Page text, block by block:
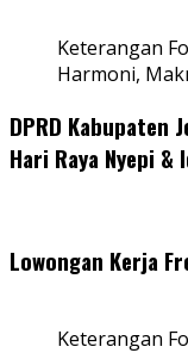
Keterangan
Harmoni,
DPRD Kabupaten
Hari Raya Nyepi
Lowongan Kerja
Keterangan